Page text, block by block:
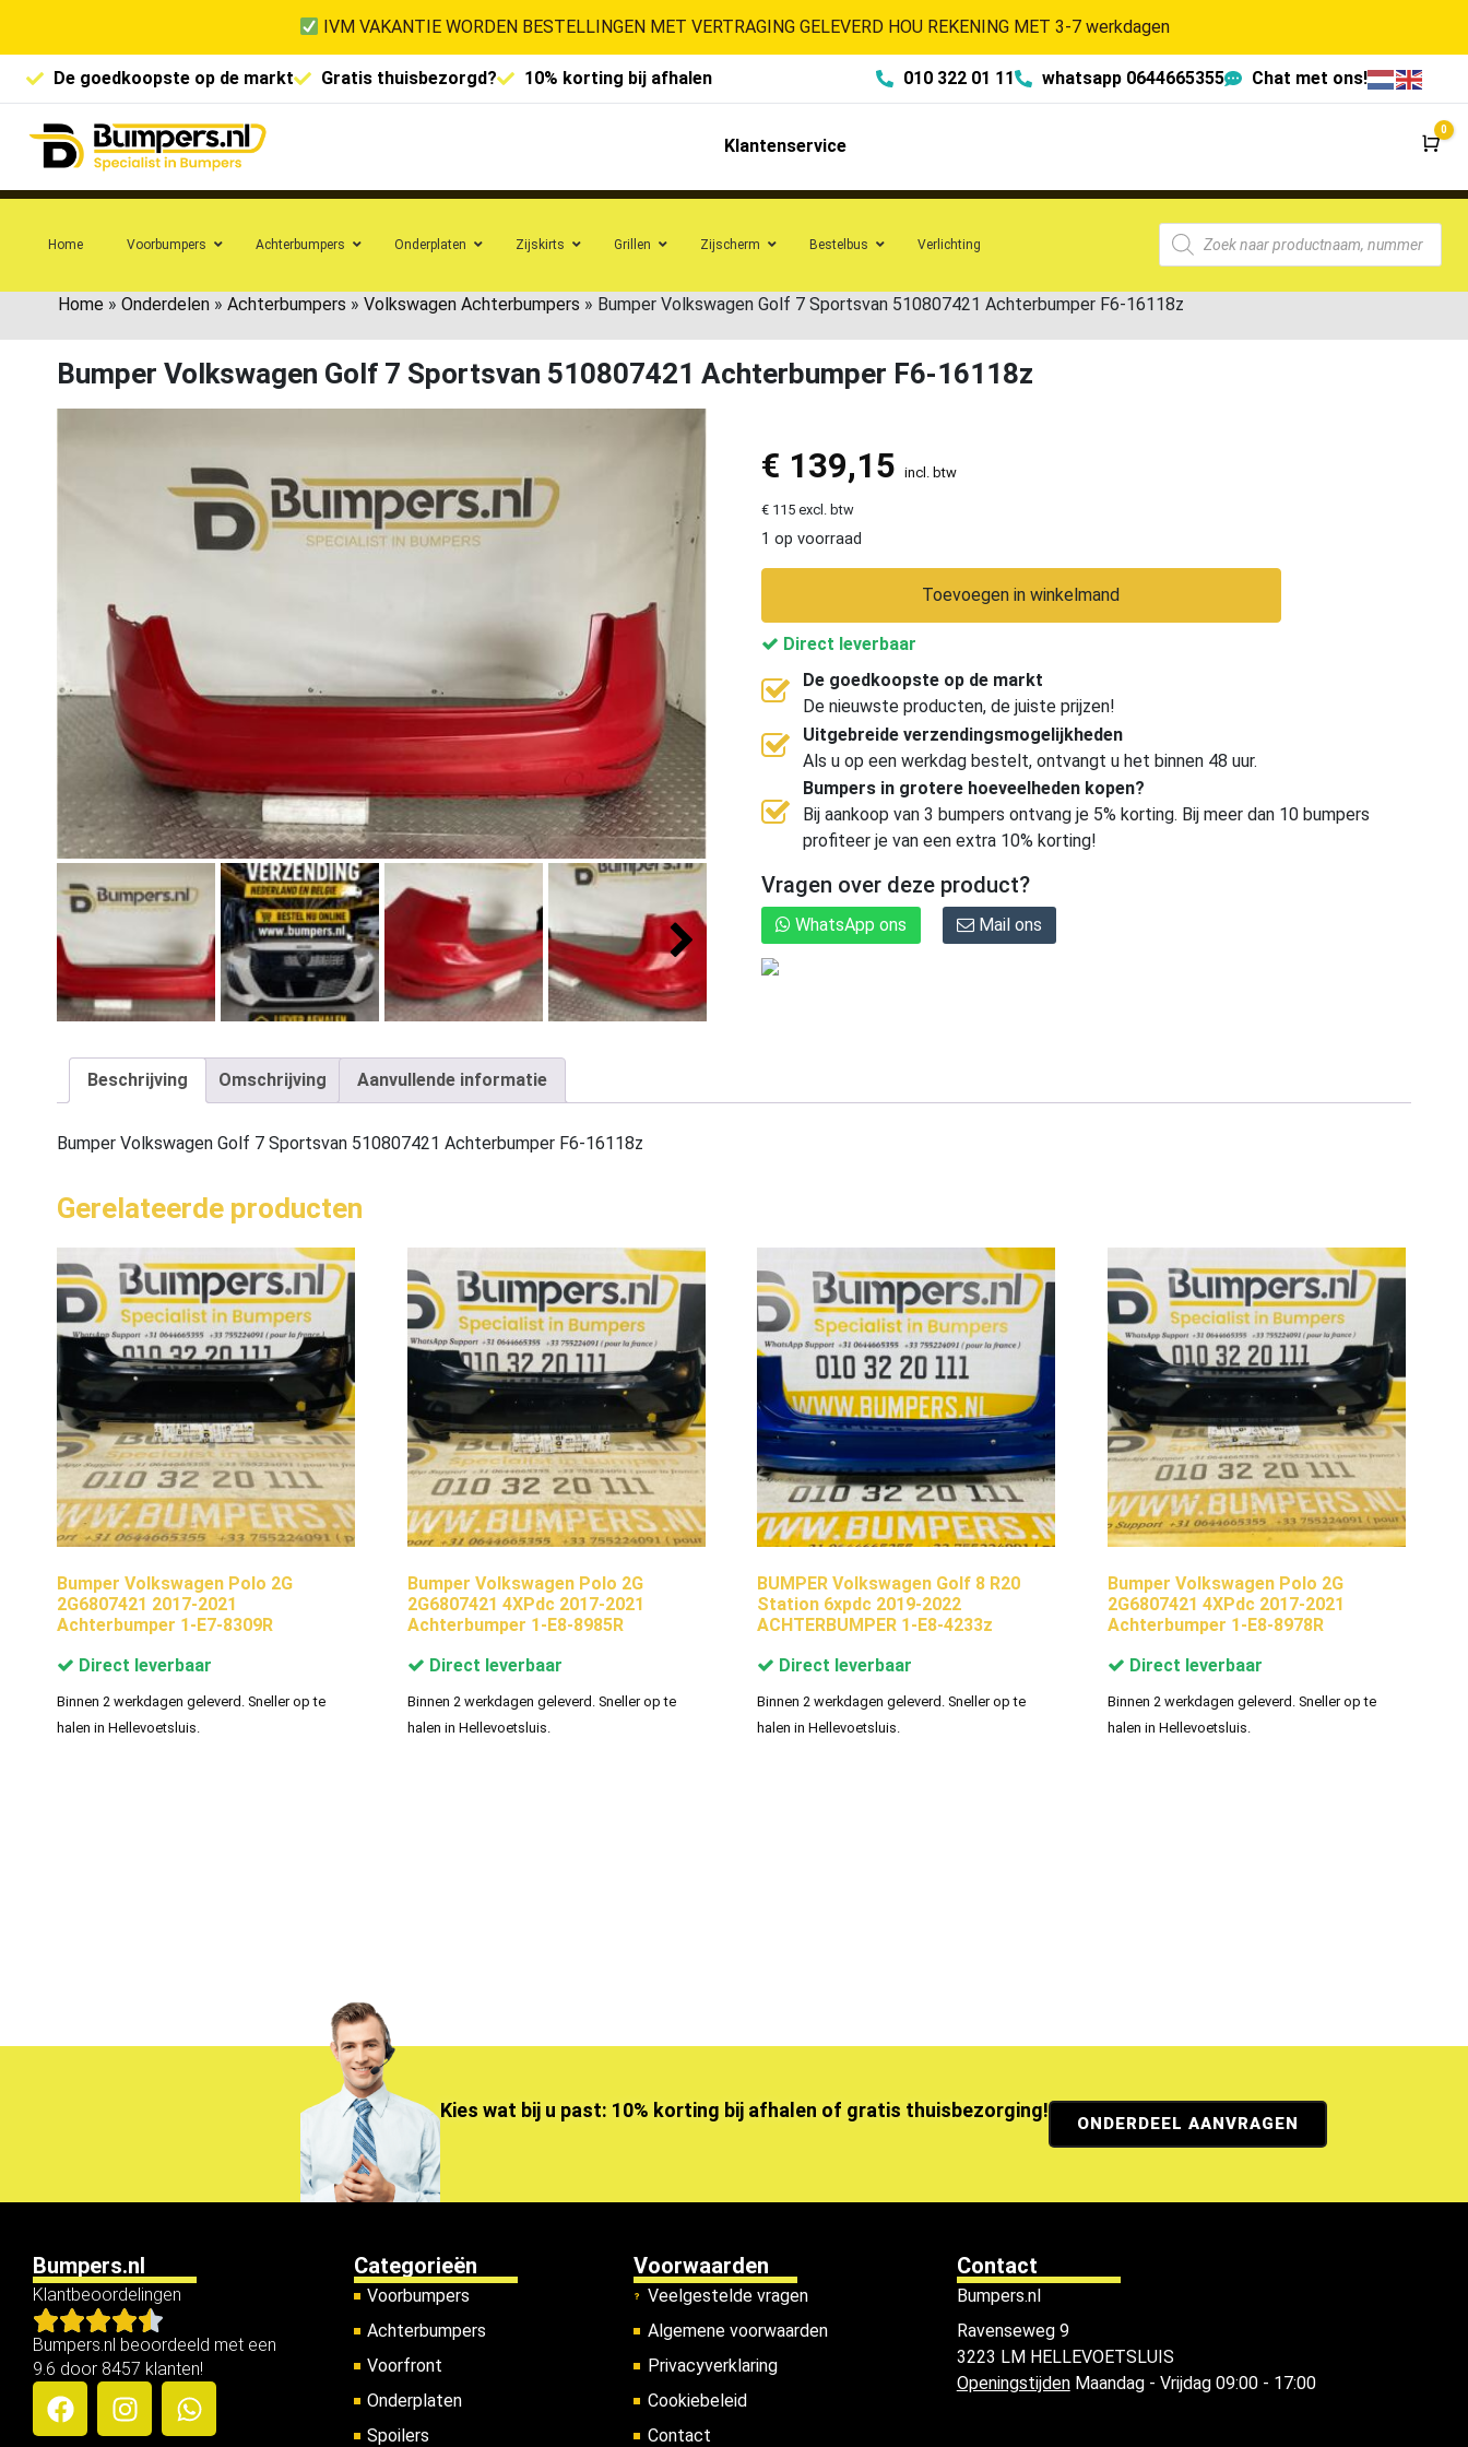
IVM VAKANTIE WORDEN BESTELLINGEN MET VERTRAGING GELEVERD HOU REKENING MET 3-7 werkdagen
De goedkoopste op de markt Gratis thuisbezorgd? 10% korting bij afhalen 010 322 01 11 whatsapp 0644665355 Chat met ons!
Klantenservice
0
Home Voorbumpers Achterbumpers Onderplaten Zijskirts Grillen Zijscherm Bestelbus Verlichting
Home » Onderdelen » Achterbumpers » Volkswagen Achterbumpers » Bumper Volkswagen Golf 7 Sportsvan 510807421 Achterbumper F6-16118z
Bumper Volkswagen Golf 7 Sportsvan 510807421 Achterbumper F6-16118z
€ 139,15 incl. btw
€ 115 excl. btw
1 op voorraad
Toevoegen in winkelmand
Direct leverbaar
De goedkoopste op de markt
De nieuwste producten, de juiste prijzen!
Uitgebreide verzendingsmogelijkheden
Als u op een werkdag bestelt, ontvangt u het binnen 48 uur.
Bumpers in grotere hoeveelheden kopen?
Bij aankoop van 3 bumpers ontvang je 5% korting. Bij meer dan 10 bumpers
profiteer je van een extra 10% korting!
Vragen over deze product?
WhatsApp ons Mail ons
Beschrijving Omschrijving Aanvullende informatie
Bumper Volkswagen Golf 7 Sportsvan 510807421 Achterbumper F6-16118z
Gerelateerde producten
Bumper Volkswagen Polo 2G
2G6807421 2017-2021
Achterbumper 1-E7-8309R
Direct leverbaar
Binnen 2 werkdagen geleverd. Sneller op te
halen in Hellevoetsluis.
Bumper Volkswagen Polo 2G
2G6807421 4XPdc 2017-2021
Achterbumper 1-E8-8985R
Direct leverbaar
Binnen 2 werkdagen geleverd. Sneller op te
halen in Hellevoetsluis.
BUMPER Volkswagen Golf 8 R20
Station 6xpdc 2019-2022
ACHTERBUMPER 1-E8-4233z
Direct leverbaar
Binnen 2 werkdagen geleverd. Sneller op te
halen in Hellevoetsluis.
Bumper Volkswagen Polo 2G
2G6807421 4XPdc 2017-2021
Achterbumper 1-E8-8978R
Direct leverbaar
Binnen 2 werkdagen geleverd. Sneller op te
halen in Hellevoetsluis.
Kies wat bij u past: 10% korting bij afhalen of gratis thuisbezorging!
ONDERDEEL AANVRAGEN
Bumpers.nl
Klantbeoordelingen
Bumpers.nl beoordeeld met een
9.6 door 8457 klanten!
Categorieën
Voorbumpers
Achterbumpers
Voorfront
Onderplaten
Spoilers
Voorwaarden
Veelgestelde vragen
Algemene voorwaarden
Privacyverklaring
Cookiebeleid
Contact
Contact
Bumpers.nl
Ravenseweg 9
3223 LM HELLEVOETSLUIS
OpeningstijdenMaandag - Vrijdag 09:00 - 17:00